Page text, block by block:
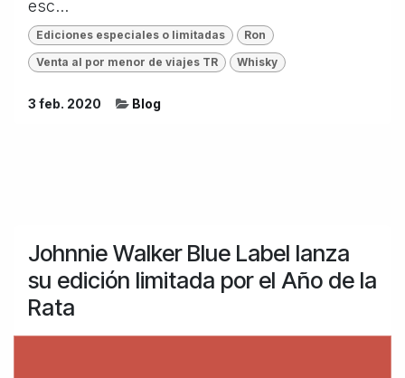
esc...
Ediciones especiales o limitadas Ron
Venta al por menor de viajes TR Whisky
3 feb. 2020 Blog
Johnnie Walker Blue Label lanza
su edición limitada por el Año de la
Rata